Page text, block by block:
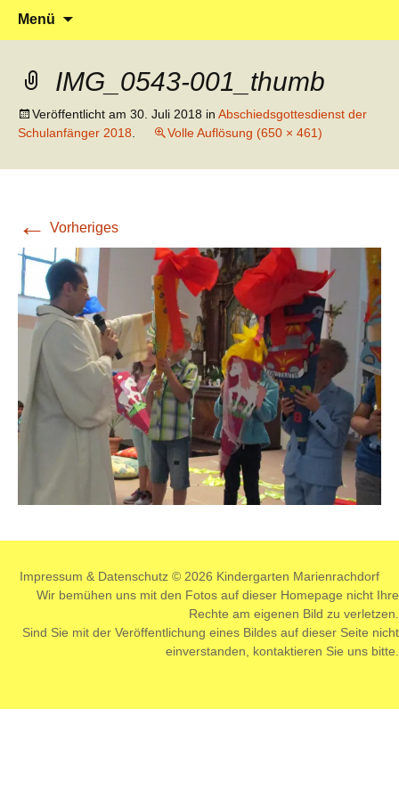
Kindergarten Marienrachdorf
Klein reingehen – Groß rauskommen
Menü
IMG_0543-001_thumb
Veröffentlicht am 30. Juli 2018 in Abschiedsgottesdienst der
Schulanfänger 2018
Volle Auflösung (650 × 461)
← Vorheriges
Impressum & Datenschutz © 2026 Kindergarten Marienrachdorf
Wir bemühen uns mit den Fotos auf dieser Homepage nicht Ihre
Rechte am eigenen Bild zu verletzen.
Sind Sie mit der Veröffentlichung eines Bildes auf dieser Seite nicht
einverstanden, kontaktieren Sie uns bitte.